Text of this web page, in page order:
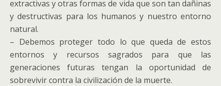
extractivas y otras formas de vida que son tan dañinas
y destructivas para los humanos y nuestro entorno
natural.
– Debemos proteger todo lo que queda de estos
entornos y recursos sagrados para que las
generaciones futuras tengan la oportunidad de
sobrevivir contra la civilización de la muerte.